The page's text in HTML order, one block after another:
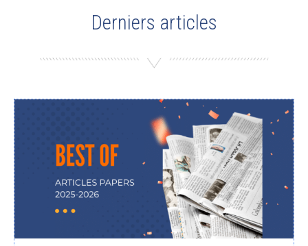
Derniers articles